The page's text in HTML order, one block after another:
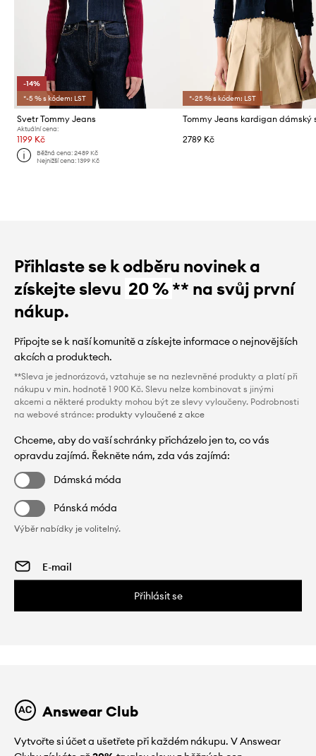
-14%
*-5 % s kódem: LST
Svetr Tommy Jeans
Aktuální cena:
1199 Kč
Běžná cena:2489 Kč
Nejnižší cena:1399 Kč
*-25 % s kódem: LST
2789 Kč
Přihlaste se k odběru novinek a
získejte slevu 20 %** na svůj první
nákup.
Připojte se k naší komunitě a získejte informace o nejnovějších
akcích a produktech.
**Sleva je jednorázová, vztahuje se na nezlevněné produkty a platí při
nákupu v min. hodnotě 1 900 Kč. Slevu nelze kombinovat s jinými
akcemi a některé produkty mohou být ze slevy vyloučeny. Podrobnosti
na webové stránce: produkty vyloučené z akce
Chceme, aby do vaší schránky přicházelo jen to, co vás
opravdu zajímá. Řekněte nám, zda vás zajímá:
Dámská móda
Pánská móda
Výběr nabídky je volitelný.
Přihlásit se
Answear Club
Vytvořte si účet a ušetřete při každém nákupu. V Answear